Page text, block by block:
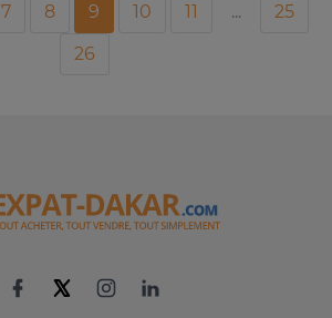
7 8 9 10 11 ...
25
26